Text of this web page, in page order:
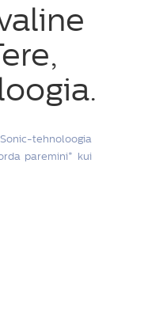
tehnoloogia
paremini* kui